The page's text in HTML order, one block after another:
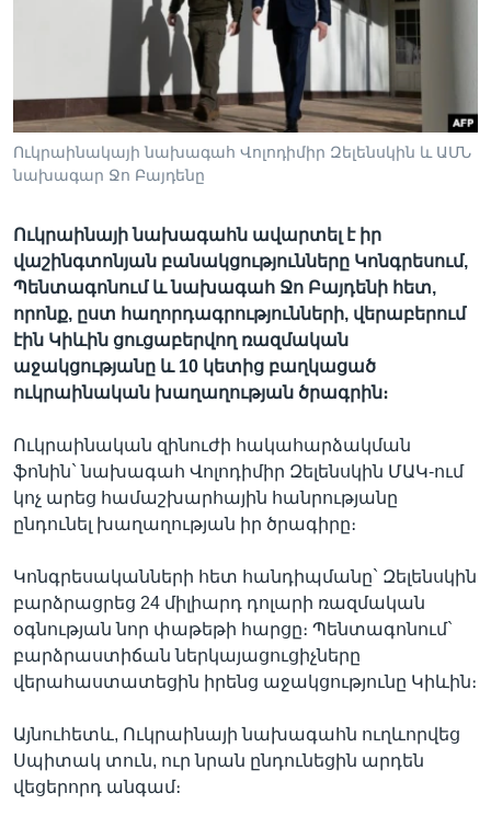
Լեզուներ
Ուկրաինակայի նախագահ Վոլոդիմիր Զելենսկին և ԱՄՆ
նախագար Ջո Բայդենը
Ուկրաինայի նախագահն ավարտել է իր
վաշինգտոնյան բանակցությունները Կոնգրեսում,
Պենտագոնում և նախագահ Ջո Բայդենի հետ,
որոնք, ըստ հաղորդագրությունների, վերաբերում
էին Կիևին ցուցաբերվող ռազմական
աջակցությանը և 10 կետից բաղկացած
ուկրաինական խաղաղության ծրագրին։
Ուկրաինական զինուժի հակահարձակման
ֆոնին` նախագահ Վոլոդիմիր Զելենսկին ՄԱԿ-ում
կոչ արեց համաշխարհային հանրությանը
ընդունել խաղաղության իր ծրագիրը։
Կոնգրեսականների հետ հանդիպմանը` Զելենսկին
բարձրացրեց 24 միլիարդ դոլարի ռազմական
օգնության նոր փաթեթի հարցը։ Պենտագոնում`
բարձրաստիճան ներկայացուցիչները
վերահաստատեցին իրենց աջակցությունը Կիևին։
Այնուհետև, Ուկրաինայի նախագահն ուղևորվեց
Սպիտակ տուն, ուր նրան ընդունեցին արդեն
վեցերորդ անգամ։